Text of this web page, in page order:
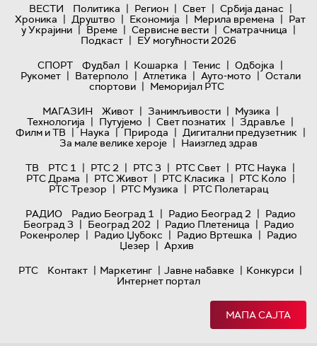
ВЕСТИ Политика | Регион | Свет | Србија данас |
Хроника | Друштво | Економија | Мерила времена | Рат
у Украјини | Време | Сервисне вести | Сматрачница |
Подкаст | ЕУ могућности 2026
СПОРТ
Фудбал | Кошарка | Тенис | Одбојка |
Рукомет | Ватерполо | Атлетика | Ауто-мото | Остали
спортови | Меморијал РТС
МАГАЗИН
Живот | Занимљивости | Музика |
Технологијa | Путујемо | Свет познатих | Здравље |
Филм и ТВ | Наука | Природа | Дигитални предузетник |
За мале велике хероје | Наизглед здрав
ТВ
РТС 1 | РТС 2 | РТС 3 | РТС Свет | РТС Наука |
РТС Драма | РТС Живот | РТС Класика | РТС Коло |
РТС Трезор | РТС Музика | РТС Полетарац
РАДИО
Радио Београд 1 | Радио Београд 2 | Радио
Београд 3 | Београд 202 | Радио Плетеница | Радио
Рокенролер | Радио Џубокс | Радио Вртешка | Радио
Џезер | Архив
РТС
Контакт | Маркетинг | Јавне набавке | Конкурси |
Интернет портал
МАПА САЈТА